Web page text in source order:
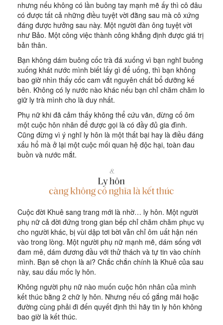
nhưng nếu không có lần buông tay mạnh mẽ ấy thì cô đâu
có được tất cả những điều tuyệt vời đằng sau mà cô xứng
đáng được hưởng sau này. Một người đàn ông tuyệt vời
như Bảo. Một công việc thành công khẳng định được giá trị
bản thân.
Bạn không dám buông cốc trà đá xuống vì bạn nghĩ buông
xuống khát nước mình biết lấy gì để uống, thì bạn không
bao giờ nhìn thấy cốc cam vắt nguyên chất bổ dưỡng kế
bên. Không có ly nước nào khác nếu bạn chỉ chăm chăm lo
giữ ly trà mình cho là duy nhất.
Phụ nữ khi đã cảm thấy không thể cứu vãn, đừng cố ôm
một cuộc hôn nhân để được gọi là có đầy đủ gia đình.
Cũng đừng vì ý nghĩ ly hôn là một thất bại hay là điều đáng
xấu hổ mà ở lại một cuộc mối quan hệ độc hại, toàn đau
buồn và nước mắt.
Cuộc đời Khuê sang trang mới là nhờ… ly hôn. Một người
phụ nữ cả đời đứng trong gian bếp chỉ chăm chăm phục vụ
cho người khác, bị vùi dập tơi bời vẫn chỉ ôm uất hận nén
vào trong lòng. Một người phụ nữ mạnh mẽ, dám sống với
đam mê, dám đương đầu với thử thách và tự tin vào chính
mình. Bạn sẽ chọn là ai? Chắc chắn chính là Khuê của sau
này, sau dấu mốc ly hôn.
Không người phụ nữ nào muốn cuộc hôn nhân của mình
kết thúc bằng 2 chữ ly hôn. Nhưng nếu cố gắng mãi hoặc
đường cùng phải đi đến quyết định thì hãy tin ly hôn không
bao giờ là kết thúc.